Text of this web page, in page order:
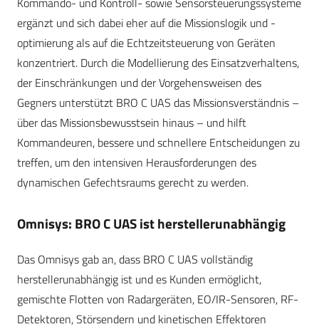
ergänzt und sich dabei eher auf die Missionslogik und -
optimierung als auf die Echtzeitsteuerung von Geräten
konzentriert. Durch die Modellierung des Einsatzverhaltens,
der Einschränkungen und der Vorgehensweisen des
Gegners unterstützt BRO C UAS das Missionsverständnis –
über das Missionsbewusstsein hinaus – und hilft
Kommandeuren, bessere und schnellere Entscheidungen zu
treffen, um den intensiven Herausforderungen des
dynamischen Gefechtsraums gerecht zu werden.
Omnisys: BRO C UAS ist herstellerunabhängig
Das Omnisys gab an, dass BRO C UAS vollständig
herstellerunabhängig ist und es Kunden ermöglicht,
gemischte Flotten von Radargeräten, EO/IR-Sensoren, RF-
Detektoren, Störsendern und kinetischen Effektoren